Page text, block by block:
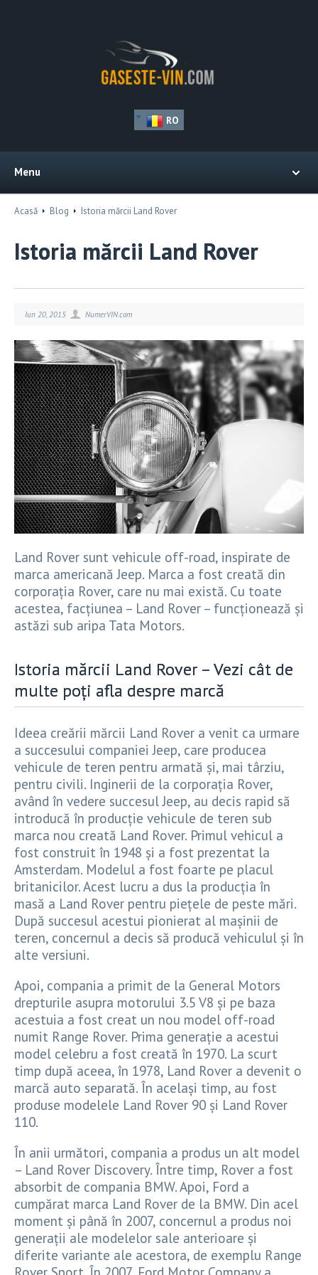
RO
Menu
Acasă Blog Istoria mărcii Land Rover
Istoria mărcii Land Rover
Iun 20, 2015 NumerVIN.com
Land Rover sunt vehicule off-road, inspirate de
marca americană Jeep. Marca a fost creată din
corporația Rover, care nu mai există. Cu toate
acestea, facțiunea – Land Rover – funcționează și
astăzi sub aripa Tata Motors.
Istoria mărcii Land Rover – Vezi cât de
multe poți afla despre marcă
Ideea creării mărcii Land Rover a venit ca urmare
a succesului companiei Jeep, care producea
vehicule de teren pentru armată și, mai târziu,
pentru civili. Inginerii de la corporația Rover,
având în vedere succesul Jeep, au decis rapid să
introducă în producție vehicule de teren sub
marca nou creată Land Rover. Primul vehicul a
fost construit în 1948 și a fost prezentat la
Amsterdam. Modelul a fost foarte pe placul
britanicilor. Acest lucru a dus la producția în
masă a Land Rover pentru piețele de peste mări.
După succesul acestui pionierat al mașinii de
teren, concernul a decis să producă vehiculul și în
alte versiuni.
Apoi, compania a primit de la General Motors
drepturile asupra motorului 3.5 V8 și pe baza
acestuia a fost creat un nou model off-road
numit Range Rover. Prima generație a acestui
model celebru a fost creată în 1970. La scurt
timp după aceea, în 1978, Land Rover a devenit o
marcă auto separată. În același timp, au fost
produse modelele Land Rover 90 și Land Rover
110.
În anii următori, compania a produs un alt model
– Land Rover Discovery. Între timp, Rover a fost
absorbit de compania BMW. Apoi, Ford a
cumpărat marca Land Rover de la BMW. Din acel
moment și până în 2007, concernul a produs noi
generații ale modelelor sale anterioare și
diferite variante ale acestora, de exemplu Range